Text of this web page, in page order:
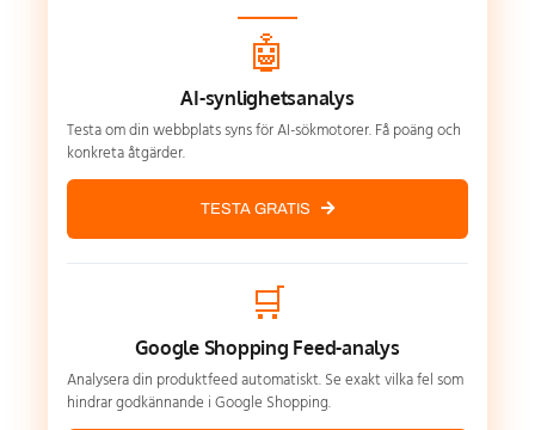
🤖
AI-synlighetsanalys
Testa om din webbplats syns för AI-sökmotorer. Få poäng och
konkreta åtgärder.
TESTA GRATIS
🛒
Google Shopping Feed-analys
Analysera din produktfeed automatiskt. Se exakt vilka fel som
hindrar godkännande i Google Shopping.